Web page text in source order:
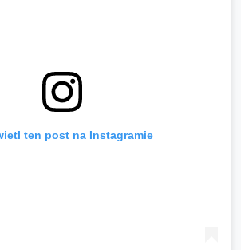
ten post na Instagramie